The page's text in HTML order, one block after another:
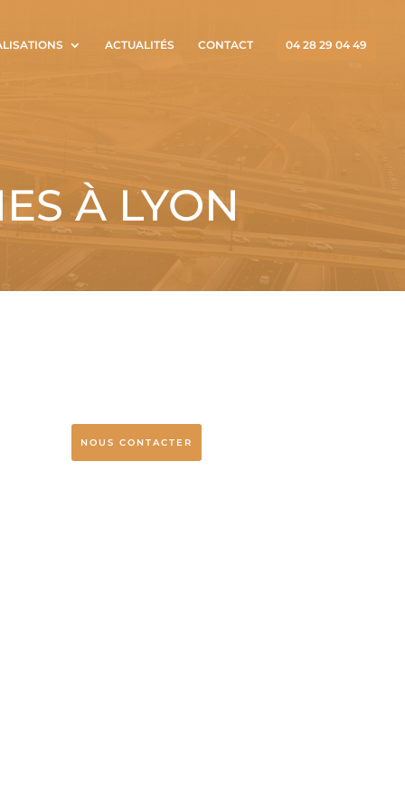
ACTUALITÉS CONTACT 04 28 29 04 49
À LYON
NOUS CONTACTER